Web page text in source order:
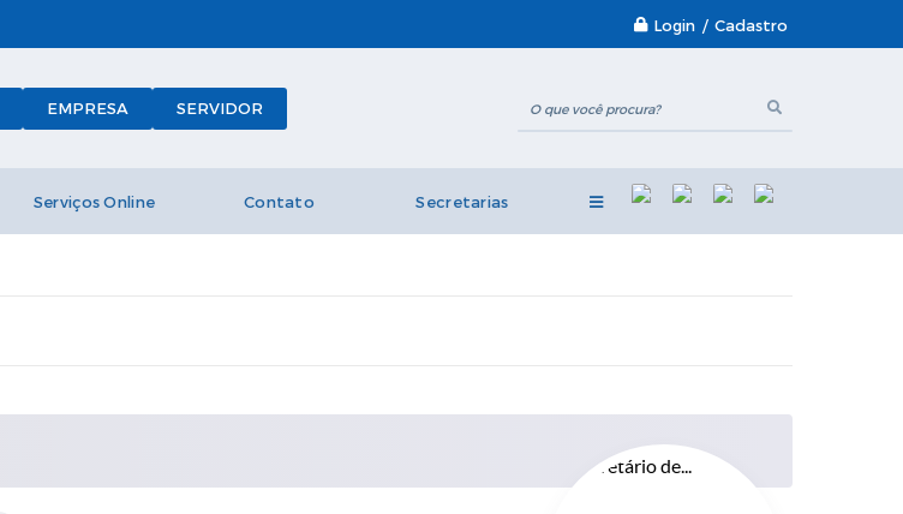
Login / Cadastro
EMPRESA SERVIDOR
Serviços Online Contato Secretarias